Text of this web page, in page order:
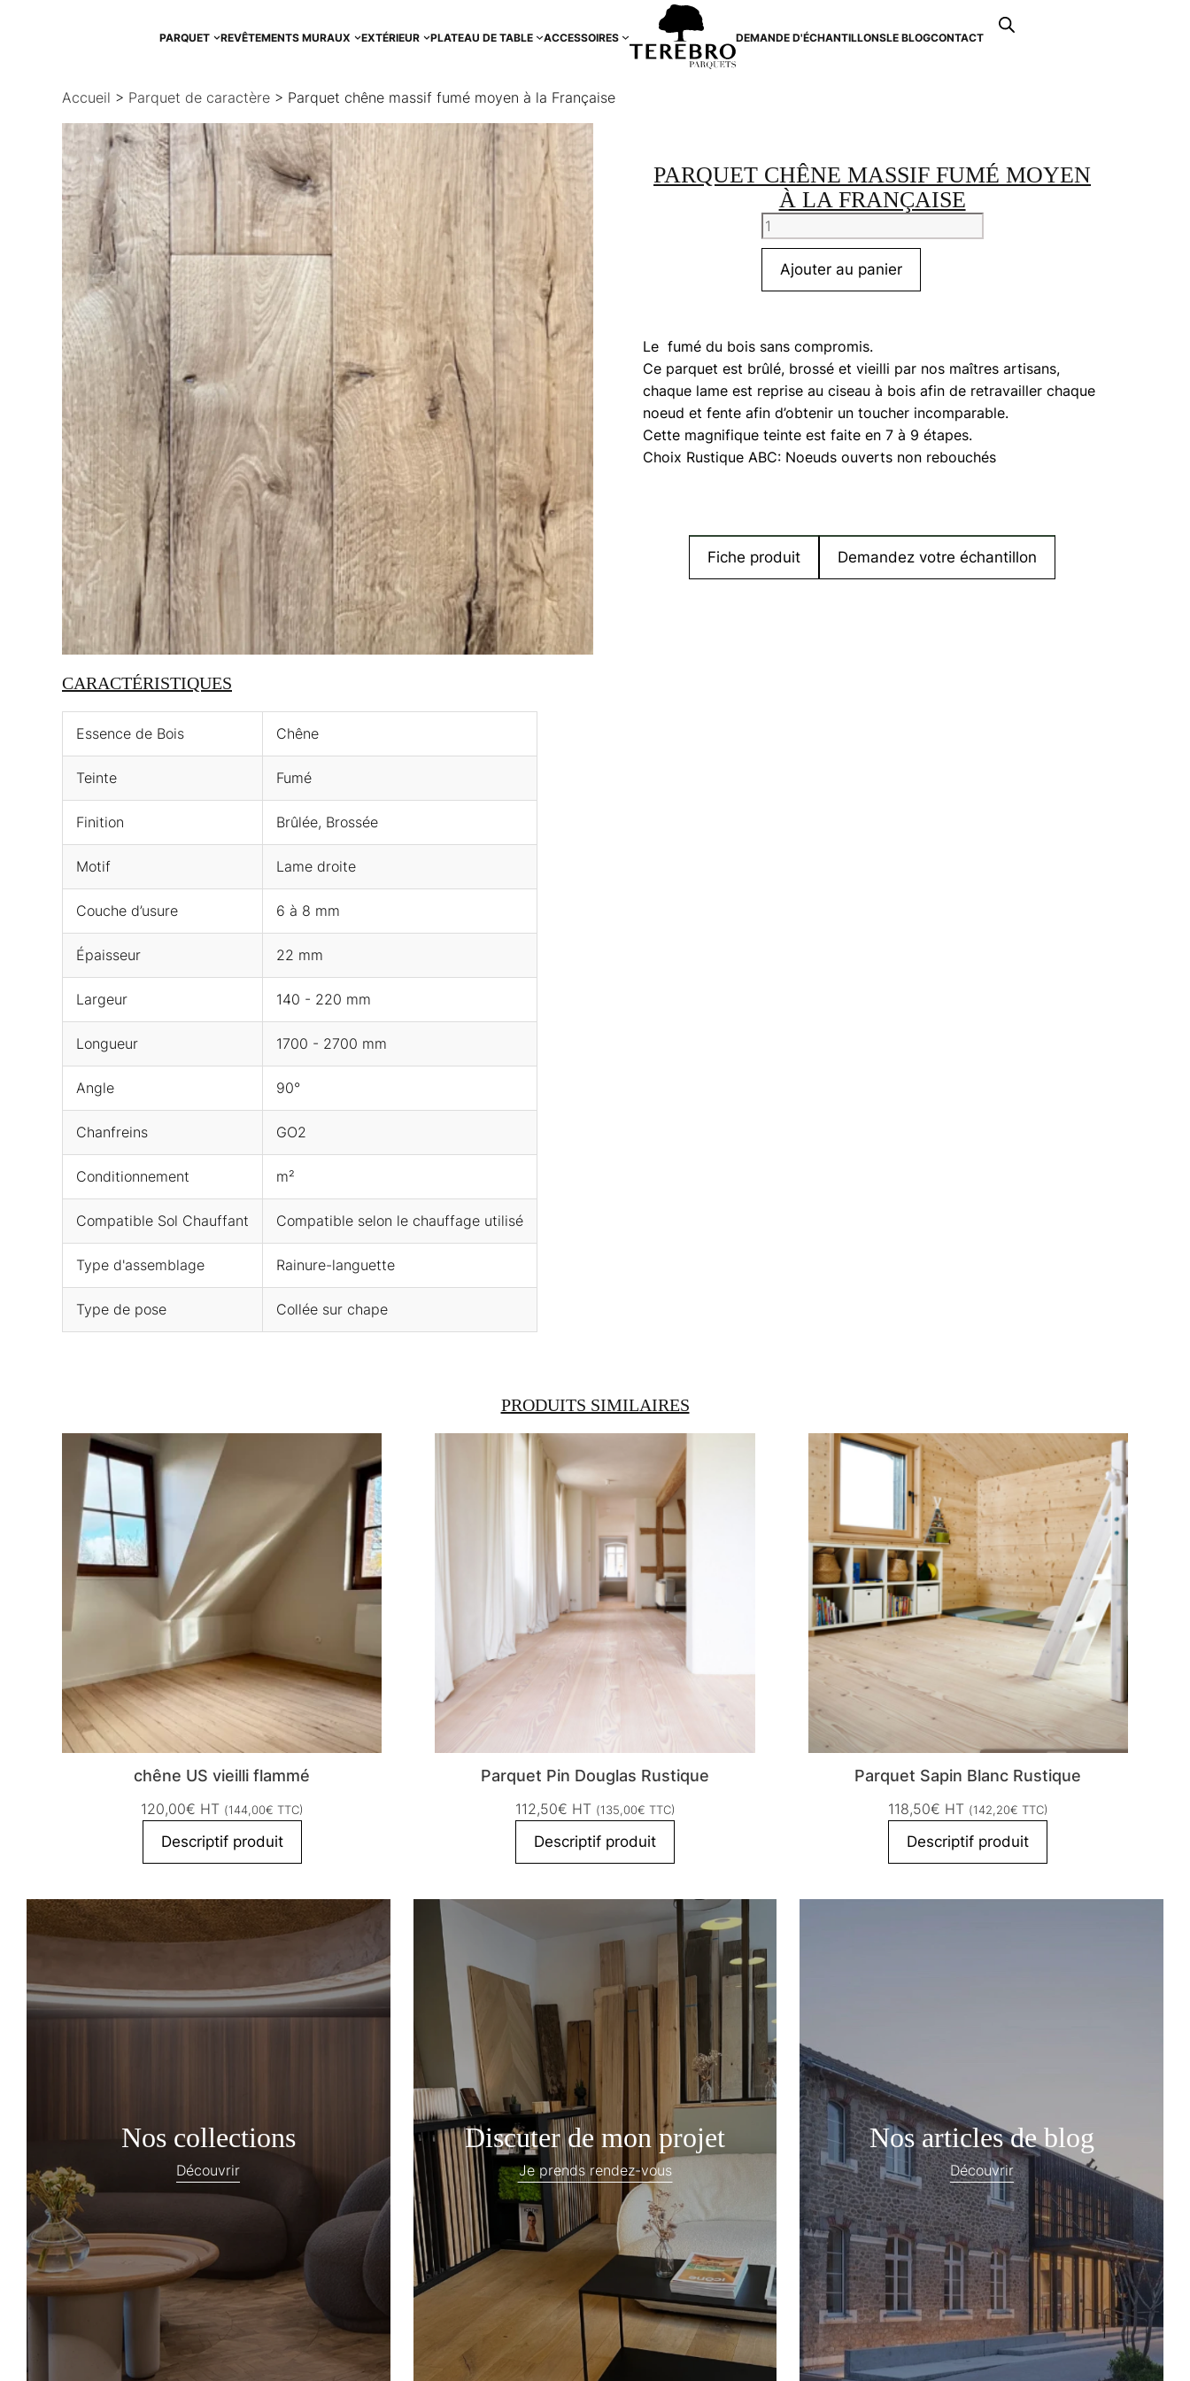
PARQUET REVÊTEMENTS MURAUX EXTÉRIEUR PLATEAU DE TABLE ACCESSOIRES DEMANDE D'ÉCHANTILLONSLE BLOGCONTACT
Recherche
de
Accueil > Parquet de caractère > Parquet chêne massif fumé moyen à la Française
PARQUET CHÊNE MASSIF FUMÉ MOYEN
À LA FRANÇAISE
quantité
de
Parquet
chêne
moyen
à
la
Française
Ajouter au panier
Le fumé du bois sans compromis.
Ce parquet est brûlé, brossé et vieilli par nos maîtres artisans,
chaque lame est reprise au ciseau à bois afin de retravailler chaque
noeud et fente afin d’obtenir un toucher incomparable.
Cette magnifique teinte est faite en 7 à 9 étapes.
Choix Rustique ABC: Noeuds ouverts non rebouchés
Fiche produit Demandez votre échantillon
CARACTÉRISTIQUES
Essence de Bois Chêne
Teinte Fumé
Finition Brûlée, Brossée
Motif Lame droite
Couche d’usure 6 à 8 mm
Épaisseur 22 mm
Largeur 140 - 220 mm
Longueur 1700 - 2700 mm
Angle 90°
Chanfreins GO2
Conditionnement m²
Compatible Sol Chauffant Compatible selon le chauffage utilisé
Type d'assemblage Rainure-languette
Type de pose Collée sur chape
PRODUITS SIMILAIRES
chêne US vieilli flammé
120,00€ HT (144,00€ TTC)
Descriptif produit
Parquet Pin Douglas Rustique
112,50€ HT (135,00€ TTC)
Descriptif produit
Parquet Sapin Blanc Rustique
118,50€ HT (142,20€ TTC)
Descriptif produit
Nos collections
Découvrir
Discuter de mon projet
Je prends rendez-vous
Nos articles de blog
Découvrir